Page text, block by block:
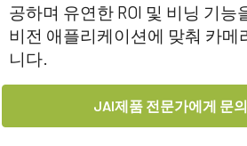
공하며 유연한 ROI 및 비닝 기능
비전 애플리케이션에 맞춰 카메
니다.
JAI제품 전문가에게 문